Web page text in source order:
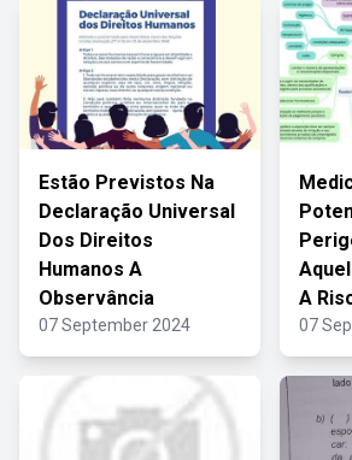
Estão Previstos Na
Declaração Universal
Dos Direitos
Humanos A
Observância
07 September 2024
A
07